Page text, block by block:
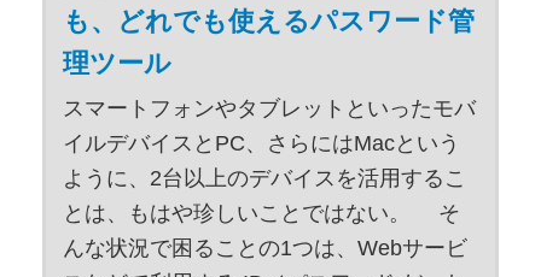
も、どれでも使えるパスワード管
理ツール
スマートフォンやタブレットといったモバ
イルデバイスとPC、さらにはMacという
ように、2台以上のデバイスを活用するこ
とは、もはや珍しいことではない。 そ
んな状況で困ることの1つは、Webサービ